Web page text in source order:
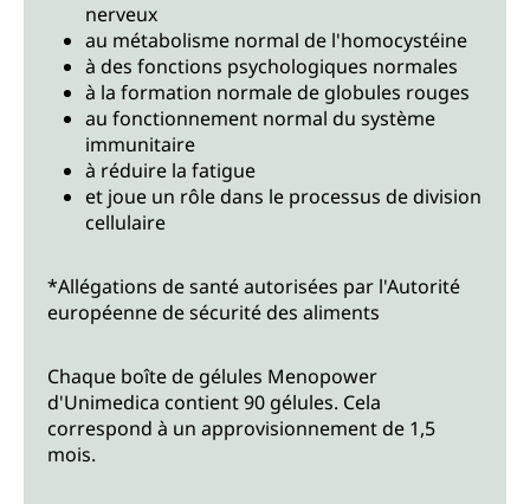
nerveux
au métabolisme normal de l'homocystéine
à des fonctions psychologiques normales
à la formation normale de globules rouges
au fonctionnement normal du système
immunitaire
à réduire la fatigue
et joue un rôle dans le processus de division
cellulaire
*Allégations de santé autorisées par l'Autorité
européenne de sécurité des aliments
Chaque boîte de gélules Menopower
d'Unimedica contient 90 gélules. Cela
correspond à un approvisionnement de 1,5
mois.